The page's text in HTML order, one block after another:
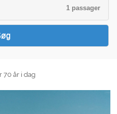
70 år i dag